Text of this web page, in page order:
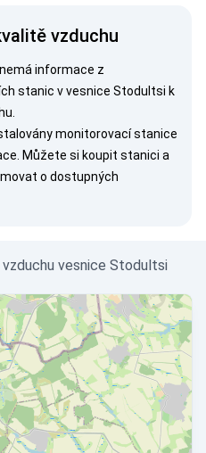
vzduchu
informace z
stanic v vesnice Stodultsi k
monitorovací stanice
Můžete si koupit stanici a
o dostupných
vesnice Stodultsi